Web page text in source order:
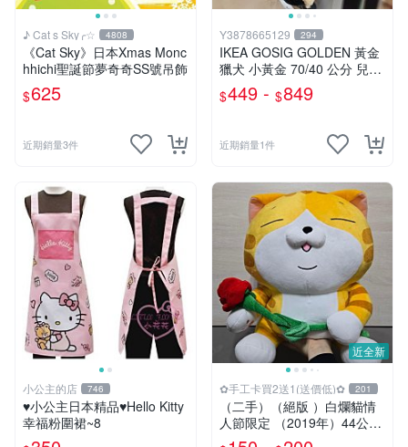
♪ Cat s Sky╭☆ 4808
《Cat Sky》日本Xmas Monc
hhichi聖誕節夢奇奇SS號吊飾
$625
近期銷量3件
Y3878665129 294
IKEA GOSIG GOLDEN 黃金
獵犬 小黃金 70/40 公分 兒童
擺飾 玩偶 大狗 小狗 狗
$449 - $849
近期銷量1件
小公主的店 746
♥小公主日本精品♥Hello Kitty
幸福粉圍裙~8
近全新
✿手工卡買2送1(送價低)✿ 201
（二手）（絕版 ）白爛貓情
人節限定 （2019年）44公分
大娃＆雞腿爛